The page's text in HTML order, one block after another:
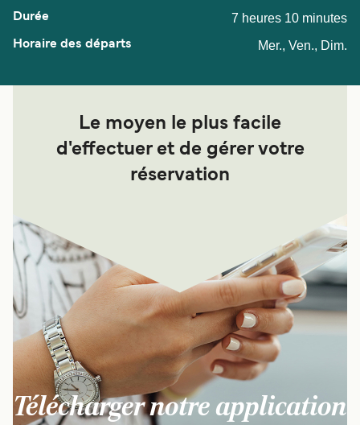
7 heures 10 minutes
Mer., Ven., Dim.
Le moyen le plus facile
d'effectuer et de gérer votre
réservation
Télécharger notre application